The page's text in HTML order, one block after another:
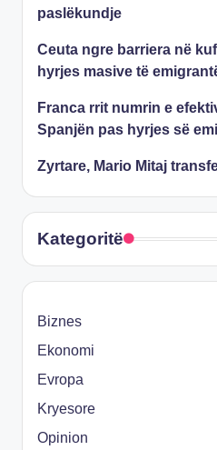
paslëkundje
Ceuta ngre barriera në
hyrjes masive të
Franca rrit numrin e
Spanjën pas hyrjes së
Zyrtare, Mario Mitaj
Kategoritë
Biznes
Ekonomi
Evropa
Kryesore
Opinion